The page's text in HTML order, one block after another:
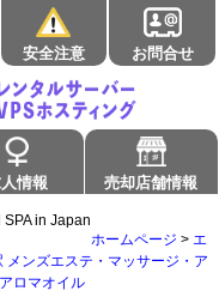
安全注意 お問合せ
情報 売却店舗情報
in Japan
ホームページ > エ
メンズエステ・マッサージ・ア
ロマオイル